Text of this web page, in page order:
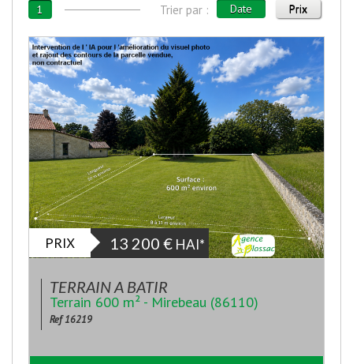
1 Trier par : Date Prix
PRIX 13 200 € HAI*
TERRAIN A BATIR
Terrain 600 m² - Mirebeau (86110)
Ref 16219